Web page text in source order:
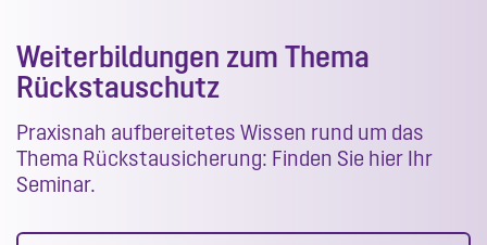
Weiterbildungen zum Thema
Rückstauschutz
Praxisnah aufbereitetes Wissen rund um das
Thema Rückstausicherung: Finden Sie hier Ihr
Seminar.